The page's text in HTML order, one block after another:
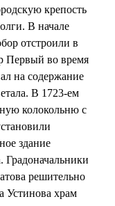
крепость
В начале
отстроили в
Первый во время
на содержание
В 1723-ем
колокольню с
здание
Градоначальники
решительно
Устинова храм